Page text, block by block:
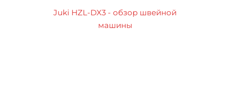
Juki HZL-DX3 - обзор швейной
машины